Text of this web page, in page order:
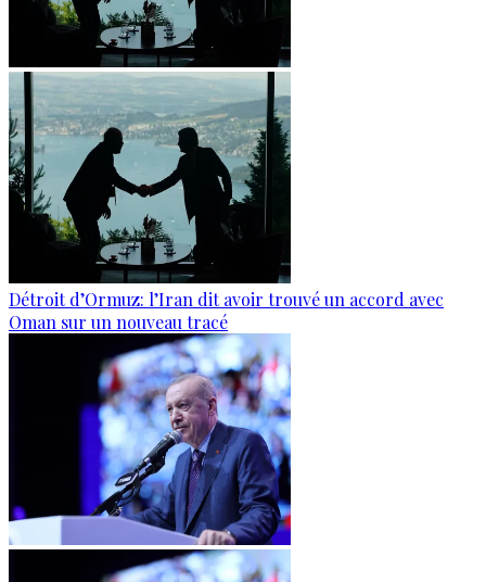
Détroit d’Ormuz: l’Iran dit avoir trouvé un accord avec
Oman sur un nouveau tracé